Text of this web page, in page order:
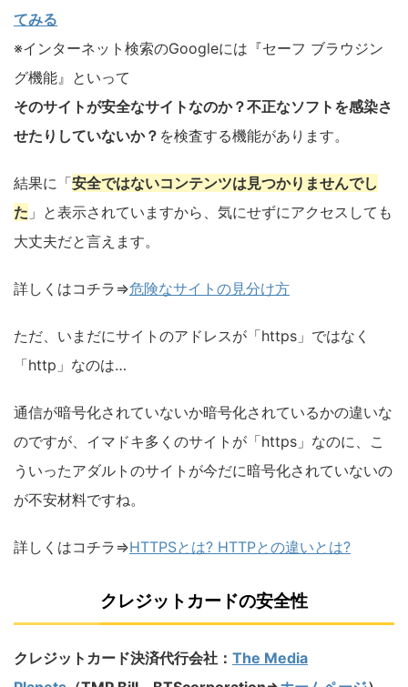
てみる
※インターネット検索のGoogleには『セーフ ブラウジン
グ機能』といって
そのサイトが安全なサイトなのか？不正なソフトを感染さ
せたりしていないか？ を検査する機能があります。
結果に「安全ではないコンテンツは見つかりませんでし
た 」と表示されていますから、気にせずにアクセスしても
大丈夫だと言えます。
詳しくはコチラ⇒危険なサイトの見分け方
ただ、いまだにサイトのアドレスが「https」ではなく
「http」なのは…
通信が暗号化されていないか暗号化されているかの違いな
のですが、イマドキ多くのサイトが「https」なのに、こ
ういったアダルトのサイトが今だに暗号化されていないの
が不安材料ですね。
詳しくはコチラ⇒HTTPSとは? HTTPとの違いとは?
クレジットカードの安全性
クレジットカード決済代行会社： The Media